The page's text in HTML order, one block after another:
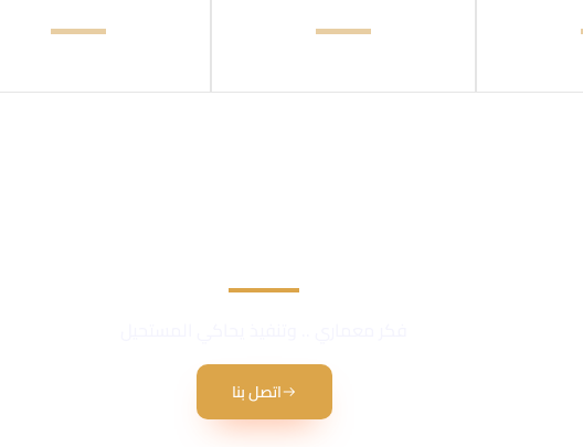
نحن نقدم أفضل الخدمات في في مجال المقاولات العامة
اتصل بنا